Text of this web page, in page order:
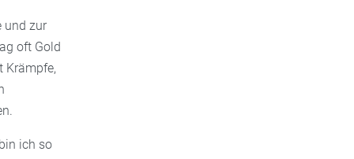
und zur
oft Gold
Krämpfe,
ich so